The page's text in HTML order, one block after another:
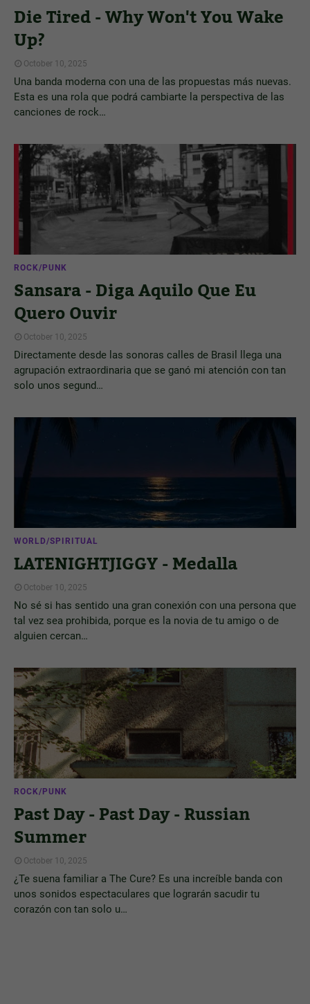
Die Tired - Why Won't You Wake
Up?
October 10, 2025
Una banda moderna con una de las propuestas más nuevas.
Esta es una rola que podrá cambiarte la perspectiva de las
canciones de rock…
ROCK/PUNK
Sansara - Diga Aquilo Que Eu
Quero Ouvir
October 10, 2025
Directamente desde las sonoras calles de Brasil llega una
agrupación extraordinaria que se ganó mi atención con tan
solo unos segund…
WORLD/SPIRITUAL
LATENIGHTJIGGY - Medalla
October 10, 2025
No sé si has sentido una gran conexión con una persona que
tal vez sea prohibida, porque es la novia de tu amigo o de
alguien cercan…
ROCK/PUNK
Past Day - Past Day - Russian
Summer
October 10, 2025
¿Te suena familiar a The Cure? Es una increíble banda con
unos sonidos espectaculares que lograrán sacudir tu
corazón con tan solo u…